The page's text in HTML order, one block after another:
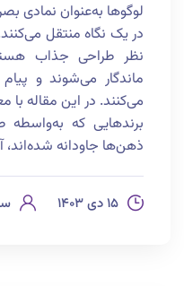
لوگوها به‌عنوان نمادی
در یک نگاه منتقل
نظر طراحی جذاب
ماندگار می‌شوند و
می‌کنند. در این مقاله با
برندهایی که
ذهن‌ها جاودانه
۱۵ دی ۱۴۰۳